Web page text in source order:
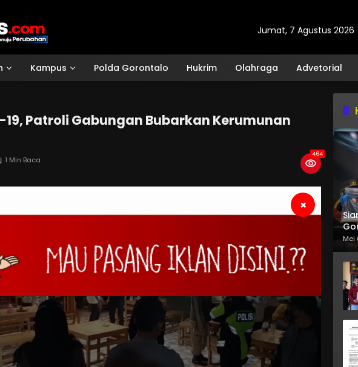
Jumat, 7 Agustus 2026
Kampus Polda Gorontalo Hukrim Olahraga Advetorial
Patroli Gabungan Bubarkan Kerumunan
1 Min Baca
464
×
Mei